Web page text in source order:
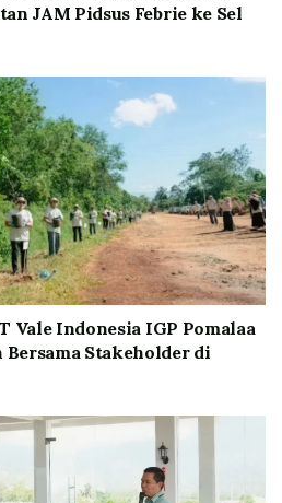
JAM Pidsus Febrie ke Sel
Vale Indonesia IGP Pomalaa
Stakeholder di